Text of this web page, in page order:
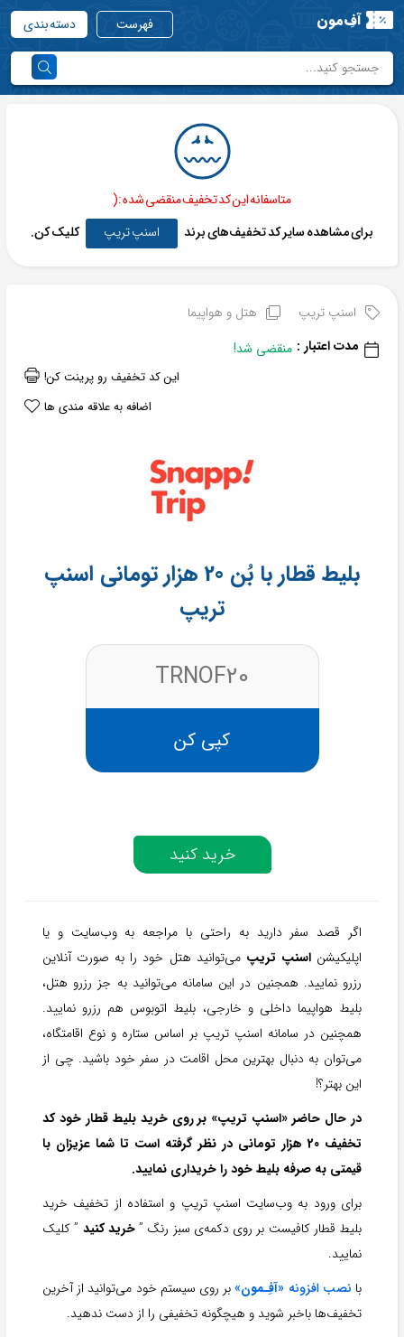
آفِ‌مون فهرست دسته بندی
متاسفانه این کد تخفیف منقضی شده :(
برای مشاهده سایر کد تخفیف‌های برند
اسنپ تریپ کلیک کن.
اسنپ تریپ
هتل و هواپیما
مدت اعتبار : منقضی شد!
این کد تخفیف رو پرینت کن!
اضافه به علاقه مندی ها
بلیط قطار با بُن 20 هزار تومانی اسنپ
تریپ
TRNOF20
کپی کن
خرید کنید
اگر قصد سفر دارید به راحتی با مراجعه به وب‌سایت و یا
اپلیکیشناسنپ تریپ می‌توانید هتل خود را به صورت آنلاین
رزرو نمایید. همجنین در این سامانه می‌توانید به جز رزرو هتل،
بلیط هواپیما داخلی و خارجی، بلیط اتوبوس هم رزرو نمایید.
همچنین در سامانه اسنپ تریپ بر اساس ستاره و نوع اقامتگاه،
می‌توان به دنبال بهترین محل اقامت در سفر خود باشید. چی از
این بهتر؟!
در حال حاضر «اسنپ تریپ» بر روی خرید بلیط قطار خود کد
تخفیف 20 هزار تومانی در نظر گرفته است تا شما عزیزان با
قیمتی به صرفه بلیط خود را خریداری نمایید.
برای ورود به وب‌سایت اسنپ تریپ و استفاده از تخفیف خرید
بلیط قطار کافیست بر روی دکمه‌ی سبز رنگ ”خرید کنید ” کلیک
نمایید.
با نصب افزونه «آفِـمون»بر روی سیستم خود می‌توانید از آخرین
تخفیف‌ها باخبر شوید و هیچگونه تخفیفی را از دست ندهید.